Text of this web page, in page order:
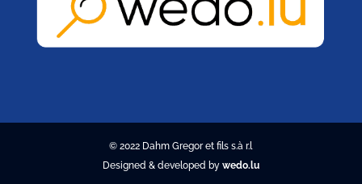
© 2022 Dahm Gregor et fils s.à r.l
Designed & developed by wedo.lu